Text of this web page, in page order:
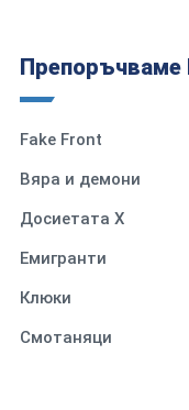
Препоръчваме
Fake Front
Вяра и демони
Досиетата Х
Емигранти
Клюки
Смотаняци